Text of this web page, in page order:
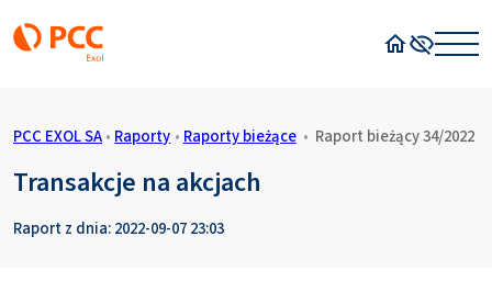
PCC EXOL SA • Raporty • Raporty bieżące • Raport bieżący 34/2022
Transakcje na akcjach
Raport z dnia: 2022-09-07 23:03